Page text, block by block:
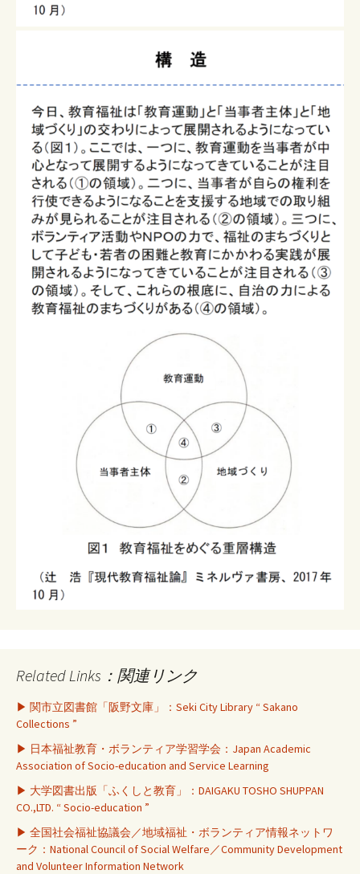
Related Links：関連リンク
▶ 関市立図書館「阪野文庫」：Seki City Library “ Sakano
Collections ”
▶ 日本福祉教育・ボランティア学習学会：Japan Academic
Association of Socio-education and Service Learning
▶ 大学図書出版「ふくしと教育」：DAIGAKU TOSHO SHUPPAN
CO.,LTD. “ Socio-education ”
▶ 全国社会福祉協議会／地域福祉・ボランティア情報ネットワ
ーク：National Council of Social Welfare／Community Development
and Volunteer Information Network